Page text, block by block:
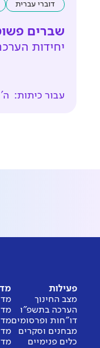
דוברי עברית
שברים
יחידות
עבור כיתות: ה'
פעילות
מצב החינוך
הערכה בתשפ"ו
דו"חות ופרסומים
מבחנים וסקרים
כלים פנימיים